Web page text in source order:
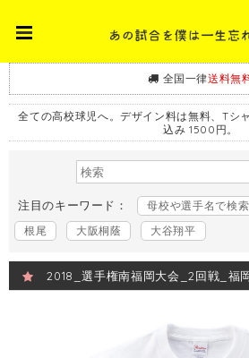
全国一律送料無
全ての高校球児へ。デザイン料は無料、Tシ
込み 1500円。
注目のキーワード： 母校や選手名で検
根尾
大阪桐蔭 大谷翔平
2018_選手権南福岡大会_2回戦_福